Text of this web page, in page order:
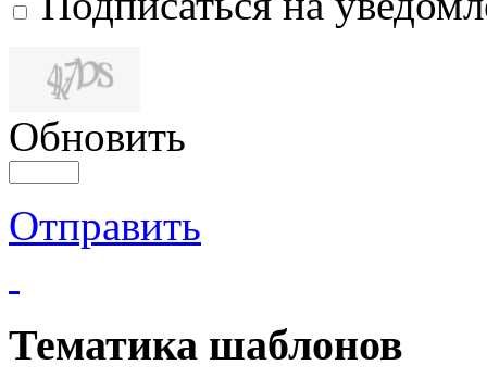
Обновить
Отправить
Тематика шаблонов